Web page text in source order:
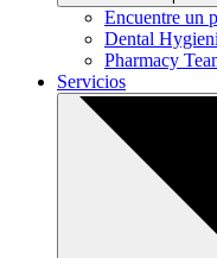
Encuentre un
Dental
Pharmacy
Servicios